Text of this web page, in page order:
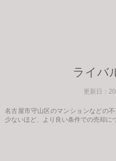
ライバ
更新日：
名古屋市守山区のマンションなどの
少ないほど、より良い条件での売却に